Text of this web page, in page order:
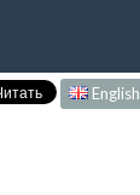
English